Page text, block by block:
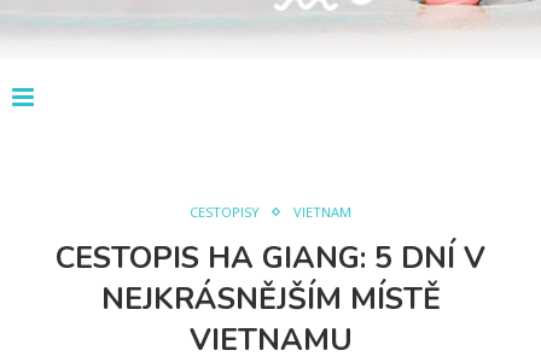
CESTOPISY VIETNAM
CESTOPIS HA GIANG: 5 DNÍ V
NEJKRÁSNĚJŠÍM MÍSTĚ
VIETNAMU